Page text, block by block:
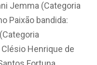
Jemma (Categoria
Paixão bandida:
Henrique de